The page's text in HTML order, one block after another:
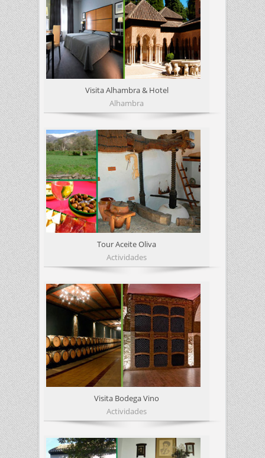
Visita Alhambra & Hotel
Alhambra
Tour Aceite Oliva
Actividades
Visita Bodega Vino
Actividades